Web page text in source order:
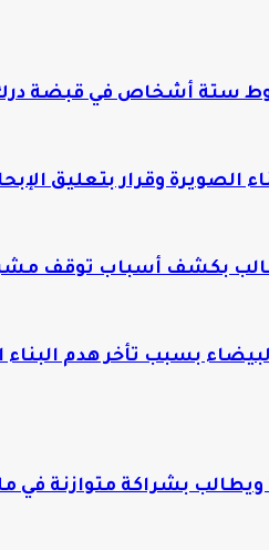
ستة أشخاص في قبضة
الصويرة وقرار بتعليق
بكشف أسباب توقف
بسبب تأخر هدم البناء
بشراكة متوازنة في